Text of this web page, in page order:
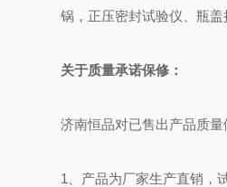
锅，正压密封试验仪、瓶
关于质量承诺保修：
济南恒品对已售出产品质量
1、产品为厂家生产直销，